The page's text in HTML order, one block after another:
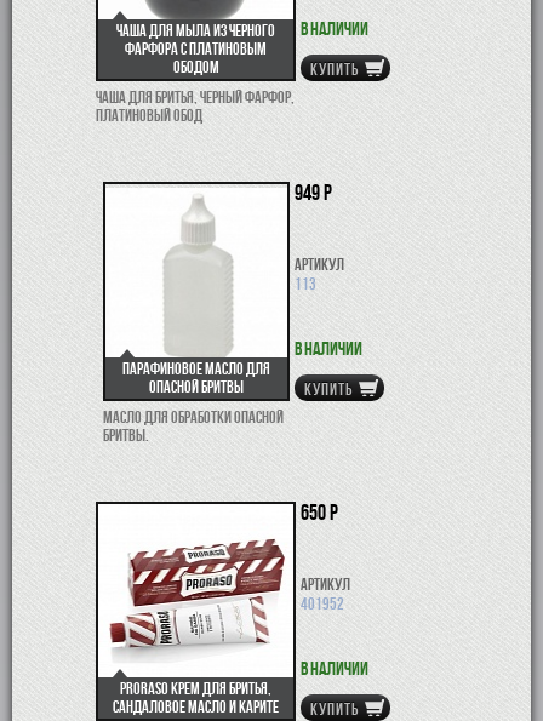
Чаша для мыла из черного
фарфора с платиновым
ободом
Чаша для бритья, черный фарфор,
платиновый обод
В наличии
КУПИТЬ
Парафиновое масло для
опасной бритвы
Масло для обработки опасной
бритвы.
949 р
Артикул
113
В наличии
КУПИТЬ
Proraso крем для бритья,
сандаловое масло и карите
650 р
Артикул
401952
В наличии
КУПИТЬ